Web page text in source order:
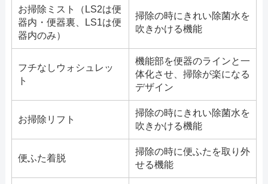
お掃除ミスト（LS2は便
器内・便器裏、LS1は便
器内のみ）
掃除の時にきれい除菌水を
吹きかける機能
フチなしウォシュレッ
ト
機能部を便器のラインと一
体化させ、掃除が楽になる
デザイン
お掃除リフト
掃除の時にきれい除菌水を
吹きかける機能
便ふた着脱
掃除の時に便ふたを取り外
せる機能